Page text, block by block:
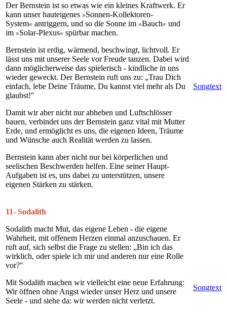
Der Bernstein ist so etwas wie ein kleines Kraftwerk. Er
kann unser hauteigenes »Sonnen-Kollektoren-
System« antriggern, und so die Sonne im »Bauch« und
im »Solar-Plexus« spürbar machen.
Bernstein ist erdig, wärmend, beschwingt, lichtvoll. Er
lässt uns mit unserer Seele vor Freude tanzen. Dabei wird
dann möglicherweise das spielerisch - kindliche in uns
wieder geweckt. Der Bernstein ruft uns zu: „Trau Dich
einfach, lebe Deine Träume, Du kannst viel mehr als Du
glaubst!"
Damit wir aber nicht nur abheben und Luftschlösser
bauen, verbindet uns der Bernstein ganz vital mit Mutter
Erde, und ermöglicht es uns, die eigenen Ideen, Träume
und Wünsche auch Realität werden zu lassen.
Bernstein kann aber nicht nur bei körperlichen und
seelischen Beschwerden helfen. Eine seiner Haupt-
Aufgaben ist es, uns dabei zu unterstützen, unsere
eigenen Stärken zu stärken.
Songtext
11- Sodalith
Sodalith macht Mut, das eigene Leben - die eigene
Wahrheit, mit offenem Herzen einmal anzuschauen. Er
ruft auf, sich selbst die Frage zu stellen: „Bin ich das
wirklich, oder spiele ich mir und anderen nur eine Rolle
vor?"
Mit Sodalith machen wir vielleicht eine neue Erfahrung:
Wir öffnen ohne Angst wieder unser Herz und unsere
Seele - und siehe da: wir werden nicht verletzt.
Songtext